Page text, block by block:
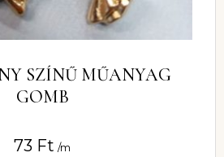
SZÍNŰ MŰANYAG
GOMB
73 Ft /m